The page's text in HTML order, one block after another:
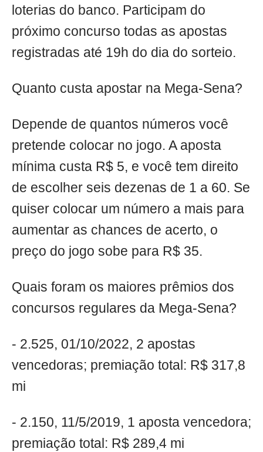
loterias do banco. Participam do
próximo concurso todas as apostas
registradas até 19h do dia do sorteio.
Quanto custa apostar na Mega-Sena?
Depende de quantos números você
pretende colocar no jogo. A aposta
mínima custa R$ 5, e você tem direito
de escolher seis dezenas de 1 a 60. Se
quiser colocar um número a mais para
aumentar as chances de acerto, o
preço do jogo sobe para R$ 35.
Quais foram os maiores prêmios dos
concursos regulares da Mega-Sena?
- 2.525, 01/10/2022, 2 apostas
vencedoras; premiação total: R$ 317,8
mi
- 2.150, 11/5/2019, 1 aposta vencedora;
premiação total: R$ 289,4 mi